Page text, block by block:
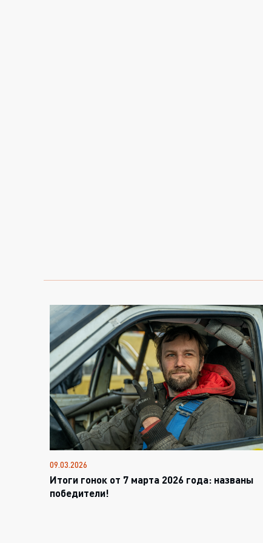
09.03.2026
Итоги гонок от 7 марта 2026 года: названы
победители!